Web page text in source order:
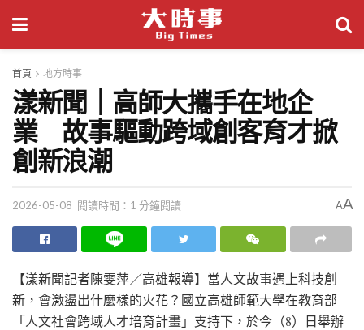
首頁 地方時事
漾新聞｜高師大攜手在地企
業 故事驅動跨域創客育才掀
創新浪潮
2026-05-08 閱讀時間：1 分鐘閱讀 AA
【漾新聞記者陳雯萍／高雄報導】當人文故事遇上科技創
新，會激盪出什麼樣的火花？國立高雄師範大學在教育部
「人文社會跨域人才培育計畫」支持下，於今（8）日舉辦